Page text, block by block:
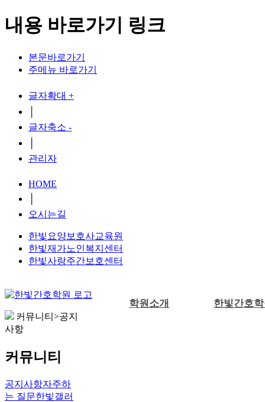
내용 바로가기 링크
본문바로가기
주메뉴 바로가기
글자확대 +
글자축소 -
관리자
HOME
오시는길
한빛요양보호사교육원
한빛재가노인복지센터
한빛사랑주간보호센터
학원소개 한빛간호
커뮤니티>공지
사항
커뮤니티
공지사항자주하
는 질문한빛갤러